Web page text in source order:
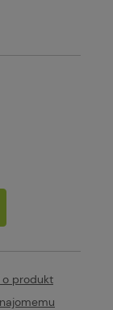
o produkt